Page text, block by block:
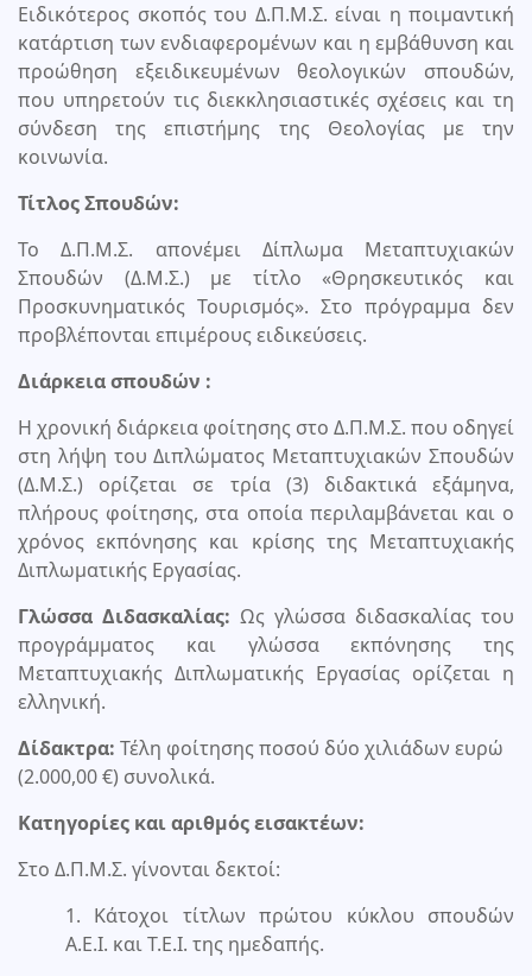
Ειδικότερος σκοπός του Δ.Π.Μ.Σ. είναι η ποιμαντική
κατάρτιση των ενδιαφερομένων και η εμβάθυνση και
προώθηση εξειδικευμένων θεολογικών σπουδών,
που υπηρετούν τις διεκκλησιαστικές σχέσεις και τη
σύνδεση της επιστήμης της Θεολογίας με την
κοινωνία.
Τίτλος Σπουδών:
Το Δ.Π.Μ.Σ. απονέμει Δίπλωμα Μεταπτυχιακών
Σπουδών (Δ.Μ.Σ.) με τίτλο «Θρησκευτικός και
Προσκυνηματικός Τουρισμός». Στο πρόγραμμα δεν
προβλέπονται επιμέρους ειδικεύσεις.
Διάρκεια σπουδών :
Η χρονική διάρκεια φοίτησης στο Δ.Π.Μ.Σ. που οδηγεί
στη λήψη του Διπλώματος Μεταπτυχιακών Σπουδών
(Δ.Μ.Σ.) ορίζεται σε τρία (3) διδακτικά εξάμηνα,
πλήρους φοίτησης, στα οποία περιλαμβάνεται και ο
χρόνος εκπόνησης και κρίσης της Μεταπτυχιακής
Διπλωματικής Εργασίας.
Γλώσσα Διδασκαλίας: Ως γλώσσα διδασκαλίας του
προγράμματος και γλώσσα εκπόνησης της
Μεταπτυχιακής Διπλωματικής Εργασίας ορίζεται η
ελληνική.
Δίδακτρα: Τέλη φοίτησης ποσού δύο χιλιάδων ευρώ
(2.000,00 €) συνολικά.
Κατηγορίες και αριθμός εισακτέων:
Στο Δ.Π.Μ.Σ. γίνονται δεκτοί:
1. Κάτοχοι τίτλων πρώτου κύκλου σπουδών
Α.Ε.Ι. και Τ.Ε.Ι. της ημεδαπής.